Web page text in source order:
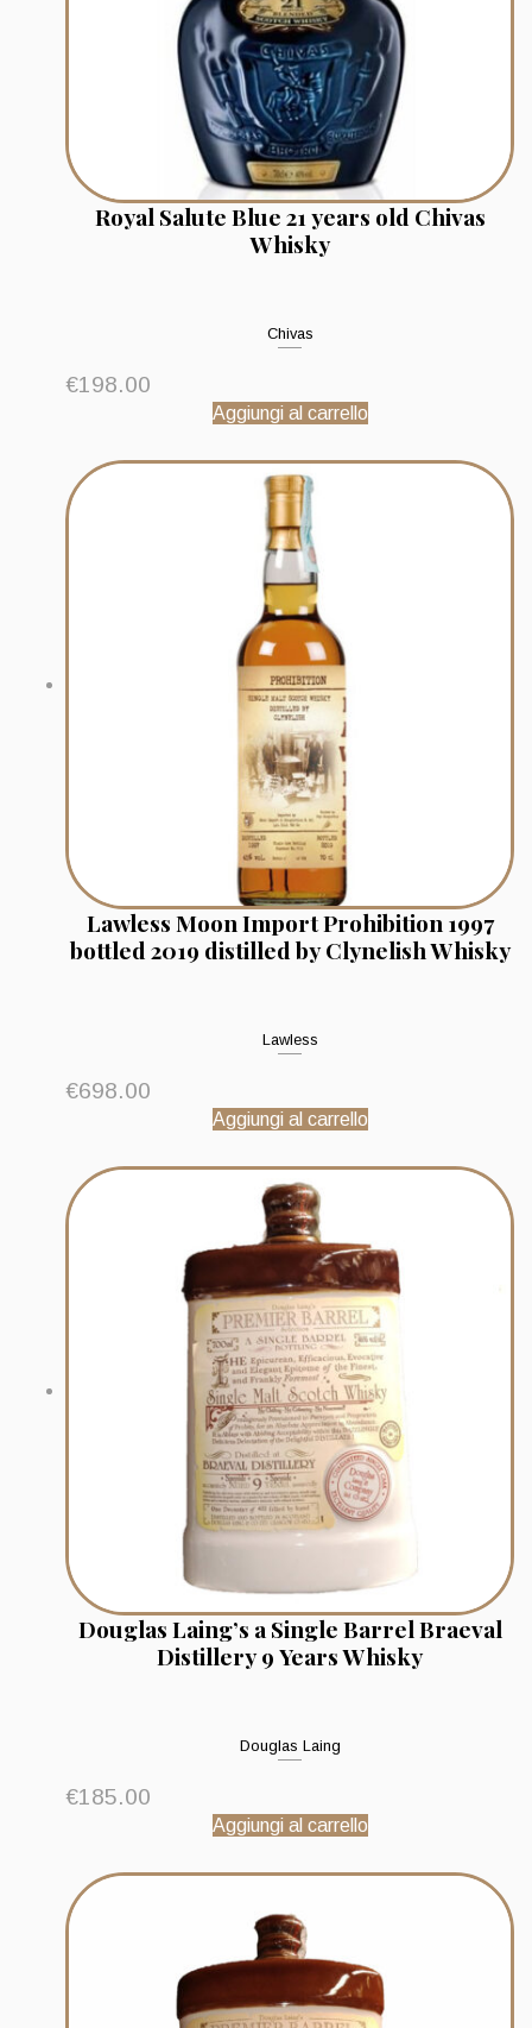
Royal Salute Blue 21 years old Chivas
Whisky
Chivas
€198.00
Aggiungi al carrello
Lawless Moon Import Prohibition 1997
bottled 2019 distilled by Clynelish Whisky
Lawless
€698.00
Aggiungi al carrello
Douglas Laing’s a Single Barrel Braeval
Distillery 9 Years Whisky
Douglas Laing
€185.00
Aggiungi al carrello